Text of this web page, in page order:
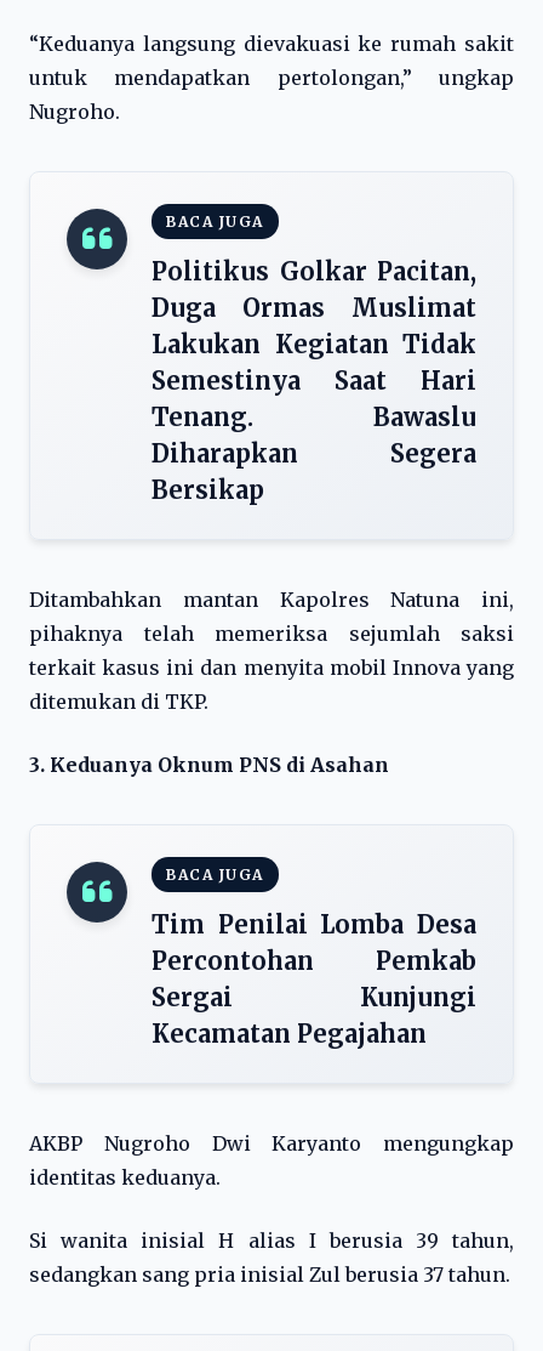
“Keduanya langsung dievakuasi ke rumah sakit
untuk mendapatkan pertolongan,” ungkap
Nugroho.
BACA JUGA
Politikus Golkar Pacitan,
Duga Ormas Muslimat
Lakukan Kegiatan Tidak
Semestinya Saat Hari
Tenang. Bawaslu
Diharapkan Segera
Bersikap
Ditambahkan mantan Kapolres Natuna ini,
pihaknya telah memeriksa sejumlah saksi
terkait kasus ini dan menyita mobil Innova yang
ditemukan di TKP.
3. Keduanya Oknum PNS di Asahan
BACA JUGA
Tim Penilai Lomba Desa
Percontohan Pemkab
Sergai Kunjungi
Kecamatan Pegajahan
AKBP Nugroho Dwi Karyanto mengungkap
identitas keduanya.
Si wanita inisial H alias I berusia 39 tahun,
sedangkan sang pria inisial Zul berusia 37 tahun.